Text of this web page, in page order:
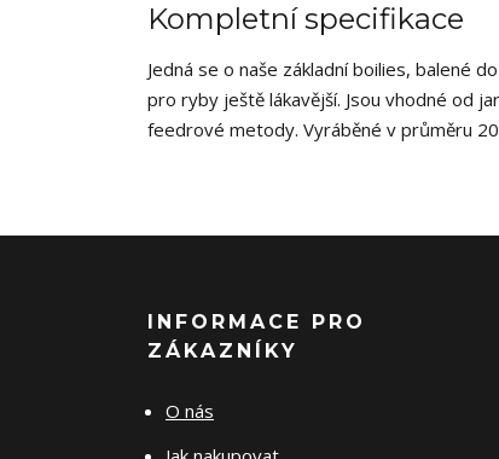
Kompletní specifikace
Jedná se o naše základní boilies, balené
pro ryby ještě lákavější. Jsou vhodné od
feedrové metody. Vyráběné v průměru
INFORMACE PRO
ZÁKAZNÍKY
O nás